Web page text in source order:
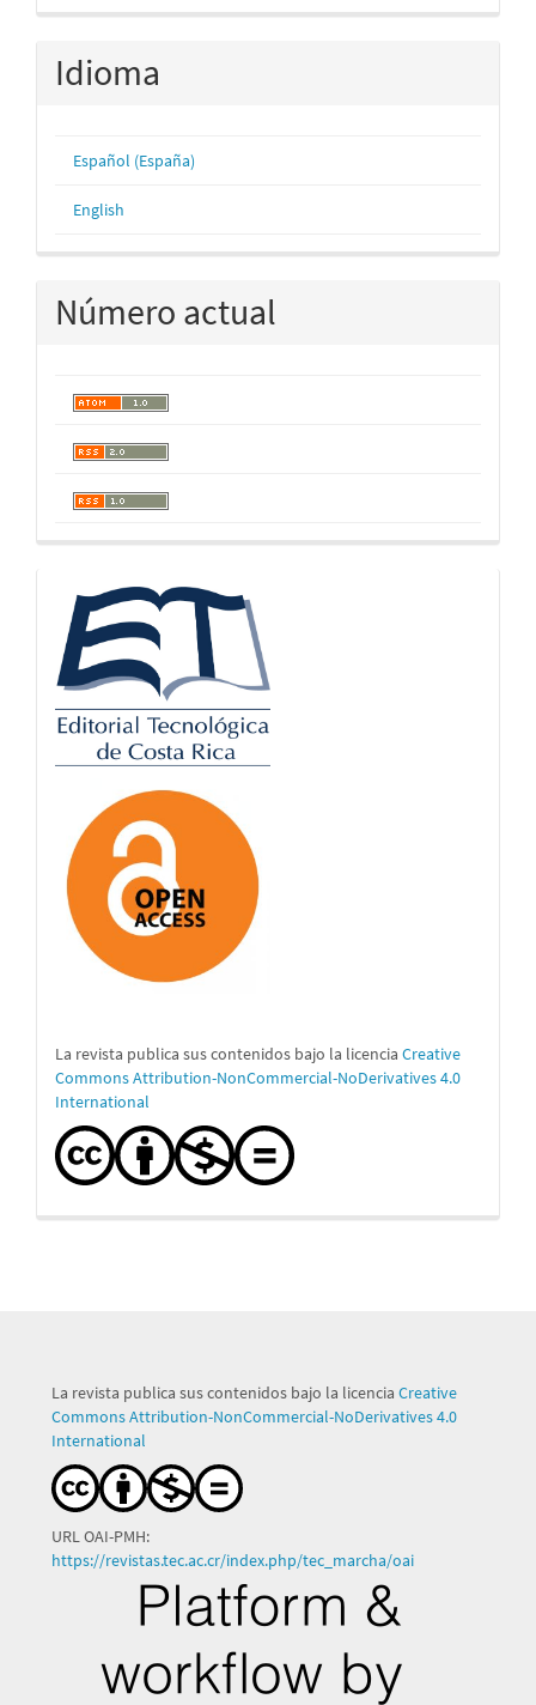
Idioma
Español (España)
English
Número actual
logos
La revista publica sus contenidos bajo la licencia Creative
Commons Attribution-NonCommercial-NoDerivatives 4.0
International
La revista publica sus contenidos bajo la licencia Creative
Commons Attribution-NonCommercial-NoDerivatives 4.0
International
URL OAI-PMH:
https://revistas.tec.ac.cr/index.php/tec_marcha/oai